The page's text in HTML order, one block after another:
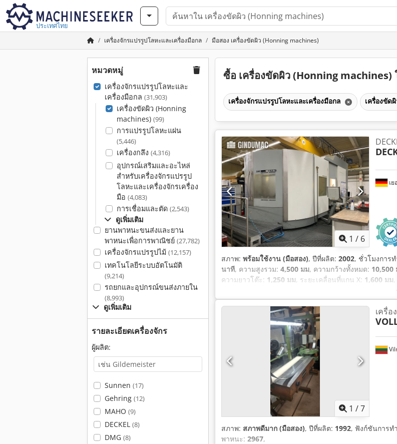
ประเทศไทย
เครื่องจักรแปรรูปโลหะและเครื่องมือกล มือสอง เครื่องขัดผิว (Honning machines)
หมวดหมู่
เครื่องจักรแปรรูปโลหะและ
เครื่องมือกล (31,903)
เครื่องขัดผิว (Honning
machines) (99)
การแปรรูปโลหะแผ่น
(5,446)
เครื่องกลึง (4,316)
อุปกรณ์เสริมและอะไหล่
สำหรับเครื่องจักรแปรรูป
โลหะและเครื่องจักรเครื่อง
มือ (4,083)
การเชื่อมและตัด (2,543)
ดูเพิ่มเติม
ยานพาหนะขนส่งและยาน
พาหนะเพื่อการพาณิชย์ (27,782)
เครื่องจักรแปรรูปไม้ (12,157)
เทคโนโลยีระบบอัตโนมัติ
(9,214)
รถยกและอุปกรณ์ขนส่งภายใน
(8,993)
ดูเพิ่มเติม
รายละเอียดเครื่องจักร
ผู้ผลิต:
Sunnen (17)
Gehring (12)
MAHO (9)
DECKEL (8)
DMG (8)
ซื้อ เครื่องขัดผิว (Honning machines)
เครื่องจักรแปรรูปโลหะและเครื่องมือกล เครื่องขัด
1 / 6
เย
สภาพ: พร้อมใช้งาน (มือสอง), ปีที่ผลิต: 2002, ชั่วโมงการ
นาที, ความสูงรวม: 4,500 มม, ความกว้างทั้งหมด: 10,500
ความยาวโต๊ะ: 1,250 มม, ระยะเคลื่อนที่แกน X: 1,600 มม
, ความย
กก., จำนวนเพลา:5,
1 /7
เครื่อ
สภาพ: สภาพดีมาก (มือสอง), ปีที่ผลิต: 1992, ฟังก์ชันการท
พาหนะ: 2967,